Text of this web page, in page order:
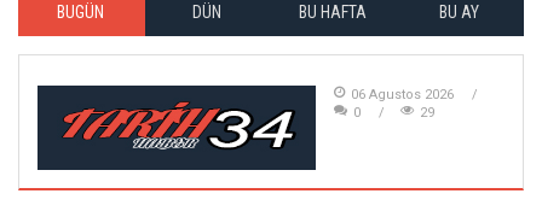
BUGÜN DÜN BU HAFTA BU AY
06 Agustos 2026
0
29